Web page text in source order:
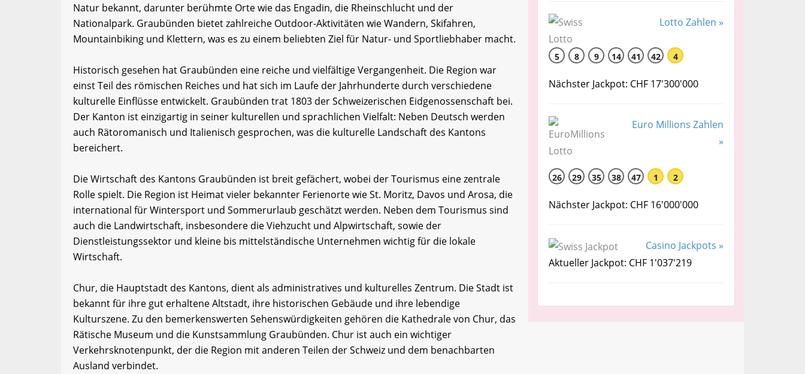
Natur bekannt, darunter berühmte Orte wie das Engadin, die Rheinschlucht und der
Nationalpark. Graubünden bietet zahlreiche Outdoor-Aktivitäten wie Wandern, Skifahren,
Mountainbiking und Klettern, was es zu einem beliebten Ziel für Natur- und Sportliebhaber macht.
Historisch gesehen hat Graubünden eine reiche und vielfältige Vergangenheit. Die Region war
einst Teil des römischen Reiches und hat sich im Laufe der Jahrhunderte durch verschiedene
kulturelle Einflüsse entwickelt. Graubünden trat 1803 der Schweizerischen Eidgenossenschaft bei.
Der Kanton ist einzigartig in seiner kulturellen und sprachlichen Vielfalt: Neben Deutsch werden
auch Rätoromanisch und Italienisch gesprochen, was die kulturelle Landschaft des Kantons
bereichert.
Die Wirtschaft des Kantons Graubünden ist breit gefächert, wobei der Tourismus eine zentrale
Rolle spielt. Die Region ist Heimat vieler bekannter Ferienorte wie St. Moritz, Davos und Arosa, die
international für Wintersport und Sommerurlaub geschätzt werden. Neben dem Tourismus sind
auch die Landwirtschaft, insbesondere die Viehzucht und Alpwirtschaft, sowie der
Dienstleistungssektor und kleine bis mittelständische Unternehmen wichtig für die lokale
Wirtschaft.
Chur, die Hauptstadt des Kantons, dient als administratives und kulturelles Zentrum. Die Stadt ist
bekannt für ihre gut erhaltene Altstadt, ihre historischen Gebäude und ihre lebendige
Kulturszene. Zu den bemerkenswerten Sehenswürdigkeiten gehören die Kathedrale von Chur, das
Rätische Museum und die Kunstsammlung Graubünden. Chur ist auch ein wichtiger
Verkehrsknotenpunkt, der die Region mit anderen Teilen der Schweiz und dem benachbarten
Ausland verbindet.
Lotto Zahlen »
5 8 9 14 41 42 4
Nächster Jackpot: CHF 17'300'000
Euro Millions Zahlen
»
26 29 35 38 47 1 2
Nächster Jackpot: CHF 16'000'000
Casino Jackpots »
Aktueller Jackpot: CHF 1'037'219